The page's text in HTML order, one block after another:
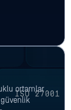
ortamlar